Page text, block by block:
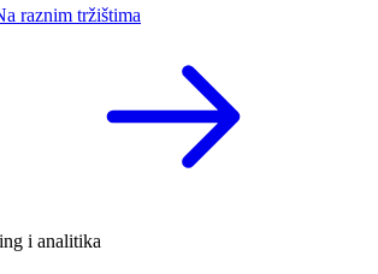
raznim tržištima
i analitika